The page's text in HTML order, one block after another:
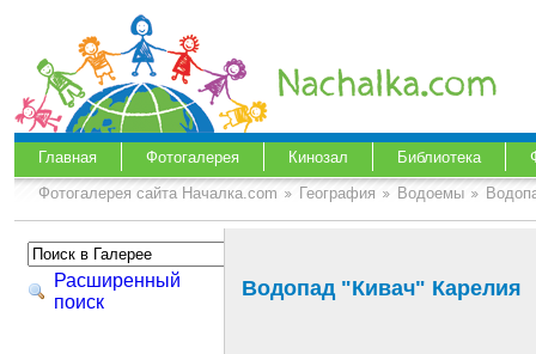
Главная Фотогалерея Кинозал Библиотека
Фотогалерея сайта Началка.com География Водоемы
Расширенный
поиск
Водопад "Кивач" Карелия